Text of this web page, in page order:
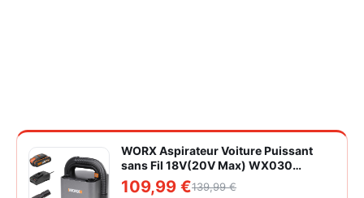
WORX Aspirateur Voiture Puissant
sans Fil 18V(20V Max) WX030
Aspirateur à Main sur Batterie 150W
10KPa avec Boîte de Rangement
109,99 €139,99 €